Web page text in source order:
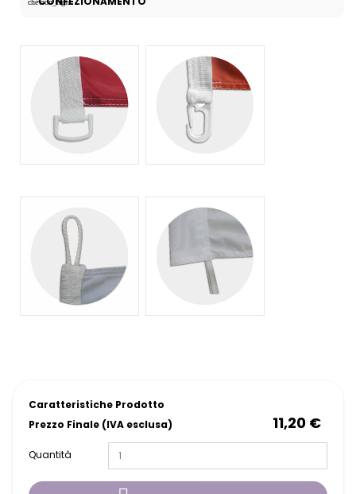
chevron_right
Caratteristiche Prodotto
Prezzo Finale (IVA esclusa)
11,20 €
Quantità